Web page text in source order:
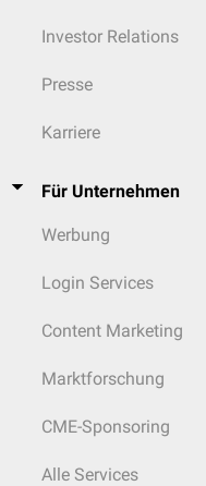
Investor Relations
Presse
Karriere
Für Unternehmen
Werbung
Login Services
Content Marketing
Marktforschung
CME-Sponsoring
Alle Services